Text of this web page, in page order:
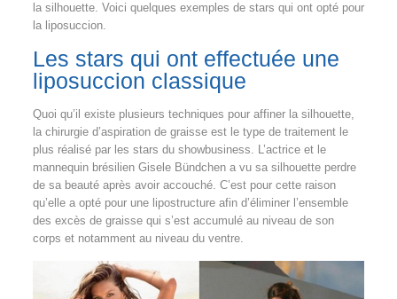
la silhouette. Voici quelques exemples de stars qui ont opté pour
la liposuccion.
Les stars qui ont effectuée une
liposuccion classique
Quoi qu’il existe plusieurs techniques pour affiner la silhouette,
la chirurgie d’aspiration de graisse est le type de traitement le
plus réalisé par les stars du showbusiness. L’actrice et le
mannequin brésilien Gisele Bündchen a vu sa silhouette perdre
de sa beauté après avoir accouché. C’est pour cette raison
qu’elle a opté pour une lipostructure afin d’éliminer l’ensemble
des excès de graisse qui s’est accumulé au niveau de son
corps et notamment au niveau du ventre.